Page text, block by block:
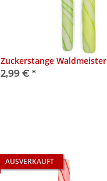
Zuckerstange Waldmeister
2,99 € *
AUSVERKAUFT